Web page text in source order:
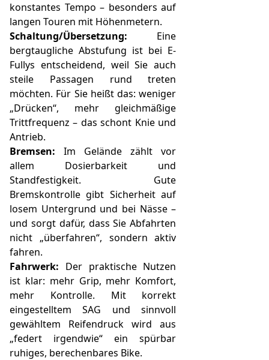
konstantes Tempo – besonders auf
langen Touren mit Höhenmetern.
Schaltung/Übersetzung: Eine
bergtaugliche Abstufung ist bei E-
Fullys entscheidend, weil Sie auch
steile Passagen rund treten
möchten. Für Sie heißt das: weniger
„Drücken“, mehr gleichmäßige
Trittfrequenz – das schont Knie und
Antrieb.
Bremsen: Im Gelände zählt vor
allem Dosierbarkeit und
Standfestigkeit. Gute
Bremskontrolle gibt Sicherheit auf
losem Untergrund und bei Nässe –
und sorgt dafür, dass Sie Abfahrten
nicht „überfahren“, sondern aktiv
fahren.
Fahrwerk: Der praktische Nutzen
ist klar: mehr Grip, mehr Komfort,
mehr Kontrolle. Mit korrekt
eingestelltem SAG und sinnvoll
gewähltem Reifendruck wird aus
„federt irgendwie“ ein spürbar
ruhiges, berechenbares Bike.